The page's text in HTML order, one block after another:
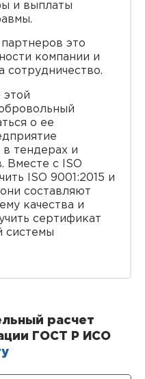
и выплаты
это
компании и
сотрудничество.
этой
о ее
в тендерах и
Вместе с ISO
ISO 9001:2015 и
они составляют
качества и
сертификат
системы
расчет
ГОСТ Р ИСО